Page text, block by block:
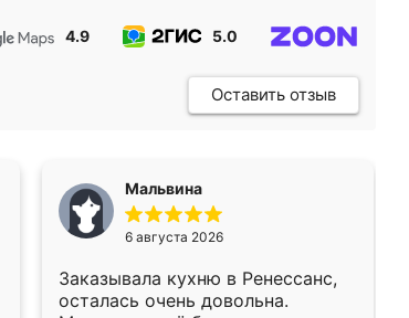
4.9 5.0
Оставить отзыв
Мальвина
6 августа 2026
Заказывала кухню в Ренессанс,
осталась очень довольна.